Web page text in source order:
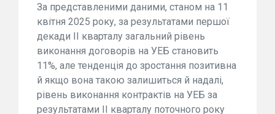
За представленими даними, станом на 11
квітня 2025 року, за результатами першої
декади II кварталу загальний рівень
виконання договорів на УЕБ становить
11%, але тенденція до зростання позитивна
й якщо вона такою залишиться й надалі,
рівень виконання контрактів на УЕБ за
результатами II кварталу поточного року